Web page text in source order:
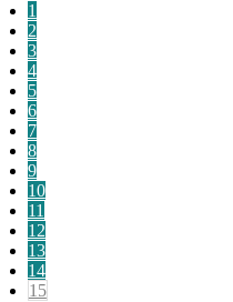
1
2
3
4
5
6
7
8
9
10
11
12
13
14
15